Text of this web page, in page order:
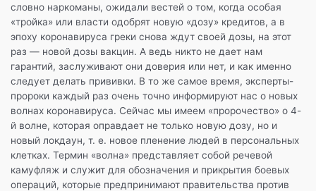
словно наркоманы, ожидали вестей о том, когда особая
«тройка» или власти одобрят новую «дозу» кредитов, а в
эпоху коронавируса греки снова ждут своей дозы, на этот
раз — новой дозы вакцин. А ведь никто не дает нам
гарантий, заслуживают они доверия или нет, и как именно
следует делать прививки. В то же самое время, эксперты-
пророки каждый раз очень точно информируют нас о новых
волнах коронавируса. Сейчас мы имеем «пророчество» о 4-
й волне, которая оправдает не только новую дозу, но и
новый локдаун, т. е. новое пленение людей в персональных
клетках. Термин «волна» представляет собой речевой
камуфляж и служит для обозначения и прикрытия боевых
операций, которые предпринимают правительства против